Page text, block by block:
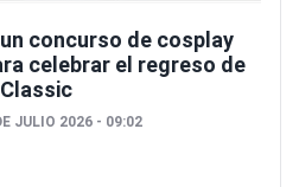
concurso de cosplay
celebrar el regreso de
JULIO 2026 - 09:02